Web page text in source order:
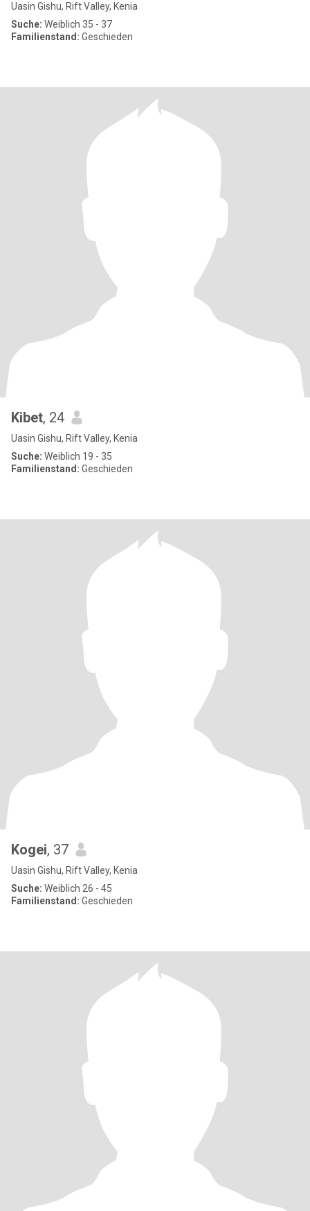
Uasin Gishu, Rift Valley, Kenia
Suche: Weiblich 35 - 37
Familienstand: Geschieden
Kibet, 24
Uasin Gishu, Rift Valley, Kenia
Suche: Weiblich 19 - 35
Familienstand: Geschieden
Kogei, 37
Uasin Gishu, Rift Valley, Kenia
Suche: Weiblich 26 - 45
Familienstand: Geschieden